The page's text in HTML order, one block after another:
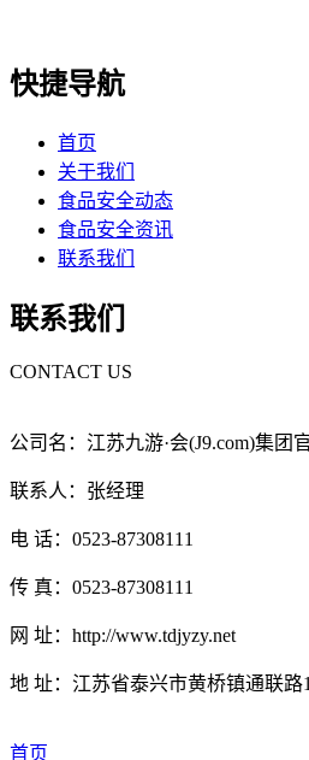
快捷导航
首页
关于我们
食品安全动态
食品安全资讯
联系我们
联系我们
CONTACT US
公司名：江苏九游·会(J9.com)集团
联系人：张经理
电 话：0523-87308111
传 真：0523-87308111
网 址：http://www.tdjyzy.net
地 址：江苏省泰兴市黄桥镇通联路
首页